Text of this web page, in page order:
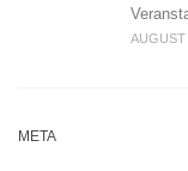
AUGUST
META